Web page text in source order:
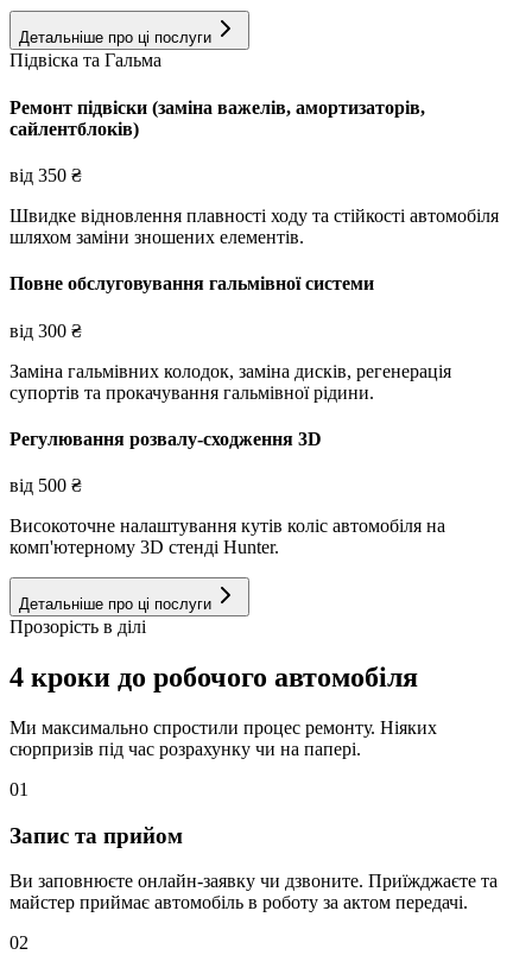
Детальніше про ці послуги
Підвіска та Гальма
Ремонт підвіски (заміна важелів, амортизаторів,
сайлентблоків)
від 350 ₴
Швидке відновлення плавності ходу та стійкості автомобіля
шляхом заміни зношених елементів.
Повне обслуговування гальмівної системи
від 300 ₴
Заміна гальмівних колодок, заміна дисків, регенерація
супортів та прокачування гальмівної рідини.
Регулювання розвалу-сходження 3D
від 500 ₴
Високоточне налаштування кутів коліс автомобіля на
комп'ютерному 3D стенді Hunter.
Детальніше про ці послуги
Прозорість в ділі
4 кроки до робочого автомобіля
Ми максимально спростили процес ремонту. Ніяких
сюрпризів під час розрахунку чи на папері.
01
Запис та прийом
Ви заповнюєте онлайн-заявку чи дзвоните. Приїжджаєте та
майстер приймає автомобіль в роботу за актом передачі.
02